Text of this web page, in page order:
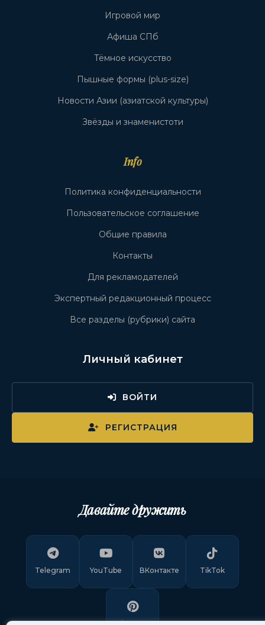
Игровой мир
Афиша СПб
Тёмное искусство
Пышные формы (plus-size)
Новости Азии (азиатской культуры)
Звёзды и знаменистоти
Info
Политика конфиденциальности
Пользовательское соглашение
Общие правила
Контакты
Для рекламодателей
Экспертный редакционный процесс
Все разделы (рубрики) сайта
Личный кабинет
ВОЙТИ
РЕГИСТРАЦИЯ
Давайте дружить
Telegram YouTube ВКонтакте TikTok